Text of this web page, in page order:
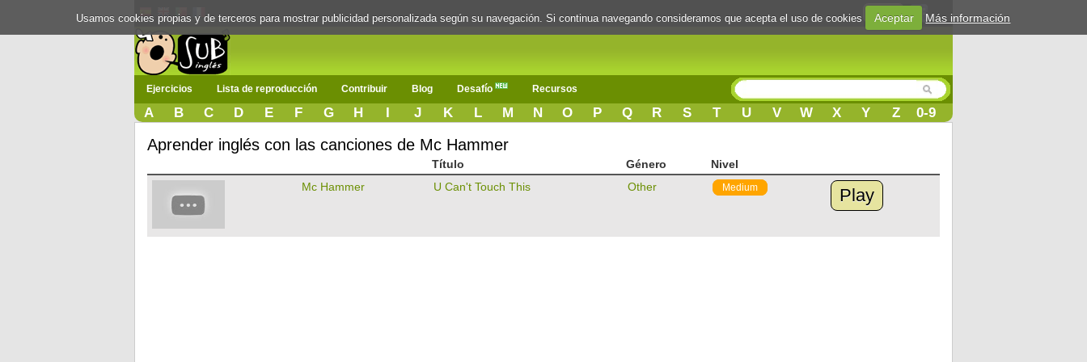
Login
Ejercicios Lista de reproducción Contribuir Blog Desafío Recursos
A B C D E F G H I J K L M N O P Q R S T U V W X Y Z 0-9
Aprender inglés con las canciones de Mc Hammer
Título Género
Nivel
Mc Hammer
U Can't Touch This Other Medium Play
Usamos cookies propias y de terceros para mostrar publicidad personalizada según su navegación. Si continua navegando consideramos que acepta el uso de cookies Aceptar Más información